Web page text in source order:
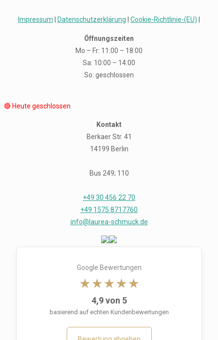
Impressum Datenschutzerklärung Cookie-Richtlinie-(EU)
Öffnungszeiten
Mo – Fr: 11:00 – 18:00
Sa: 10:00 – 14:00
So: geschlossen
🔴 Heute geschlossen
Kontakt
Berkaer Str. 41
14199 Berlin
Bus 249; 110
+49 30 456 22 70
+49 1575 8717760
info@laurea-schmuck.de
Google Bewertungen
★★★★★
4,9 von 5
basierend auf echten Kundenbewertungen